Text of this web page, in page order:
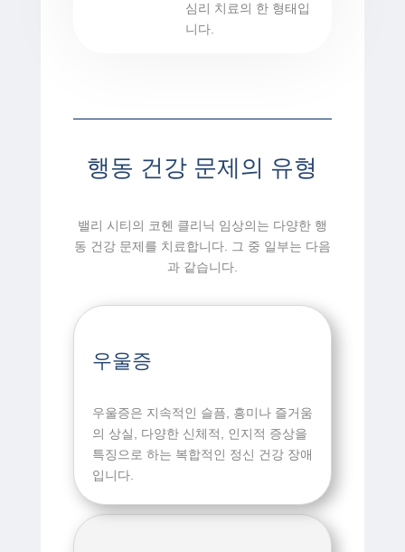
심리 치료의 한 형태입
니다.
행동 건강 문제의 유형
밸리 시티의 코헨 클리닉 임상의는 다양한 행
동 건강 문제를 치료합니다. 그 중 일부는 다음
과 같습니다.
우울증
우울증은 지속적인 슬픔, 흥미나 즐거움
의 상실, 다양한 신체적, 인지적 증상을
특징으로 하는 복합적인 정신 건강 장애
입니다.